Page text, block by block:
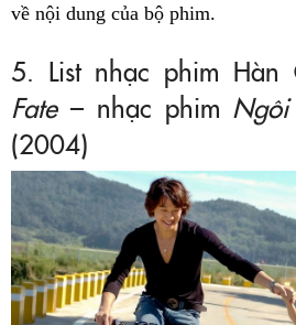
về nội dung của bộ phim.
5. List nhạc phim Hàn
Fate– nhạc phim
(2004)